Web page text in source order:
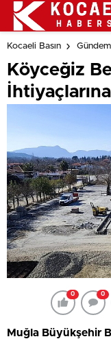
Kocaeli Basın Gündem
Köyceğiz
0 0
Muğla Büyükşehir